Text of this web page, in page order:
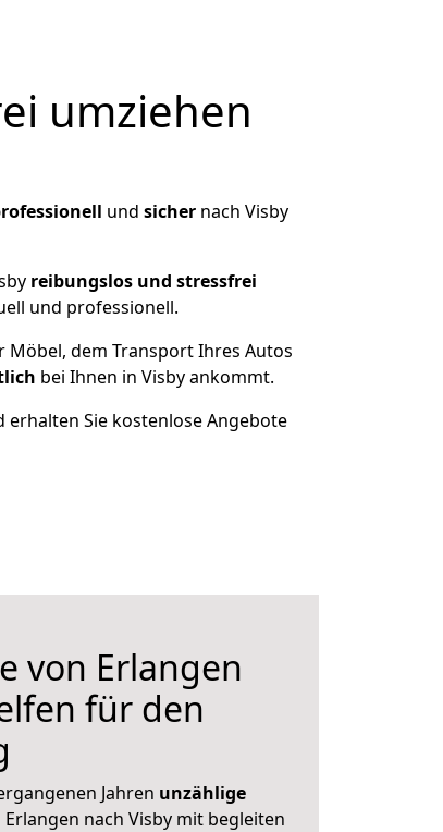
umziehen
und sicher nach Visby
reibungslos und stressfrei
und professionell.
Möbel, dem Transport Ihres Autos
bei Ihnen in Visby ankommt.
erhalten Sie kostenlose Angebote
von Erlangen
für den
Jahren unzählige
Erlangen nach Visby mit begleiten